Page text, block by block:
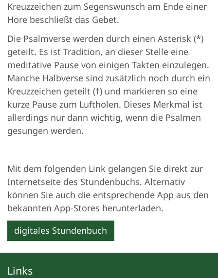
Kreuzzeichen zum Segenswunsch am Ende einer
Hore beschließt das Gebet.
Die Psalmverse werden durch einen Asterisk (*)
geteilt. Es ist Tradition, an dieser Stelle eine
meditative Pause von einigen Takten einzulegen.
Manche Halbverse sind zusätzlich noch durch ein
Kreuzzeichen geteilt (†) und markieren so eine
kurze Pause zum Luftholen. Dieses Merkmal ist
allerdings nur dann wichtig, wenn die Psalmen
gesungen werden.
Mit dem folgenden Link gelangen Sie direkt zur
Internetseite des Stundenbuchs. Alternativ
können Sie auch die entsprechende App aus den
bekannten App-Stores herunterladen.
digitales Stundenbuch
Links